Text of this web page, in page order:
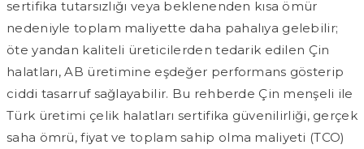
sertifika tutarsızlığı veya beklenenden kısa ömür
nedeniyle toplam maliyette daha pahalıya gelebilir;
öte yandan kaliteli üreticilerden tedarik edilen Çin
halatları, AB üretimine eşdeğer performans gösterip
ciddi tasarruf sağlayabilir. Bu rehberde Çin menşeli ile
Türk üretimi çelik halatları sertifika güvenilirliği, gerçek
saha ömrü, fiyat ve toplam sahip olma maliyeti (TCO)